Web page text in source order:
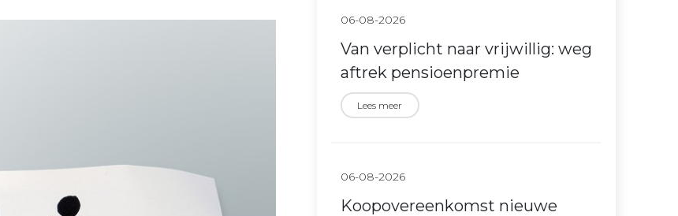
06-08-2026
Van verplicht naar vrijwillig: weg
aftrek pensioenpremie
Lees meer
06-08-2026
Koopovereenkomst nieuwe